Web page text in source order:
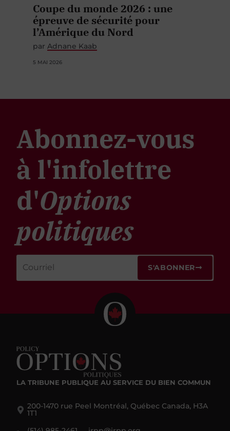
Coupe du monde 2026 : une
épreuve de sécurité pour
l’Amérique du Nord
par Adnane Kaab
5 MAI 2026
Abonnez-vous
à l'infolettre
d'Options
politiques
S'ABONNER
LA TRIBUNE PUBLIQUE AU SERVICE DU BIEN COMMUN
200-1470 rue Peel Montréal, Québec Canada, H3A
1T1